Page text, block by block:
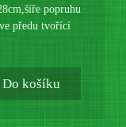
popruhu
předu tvořící
Do košíku